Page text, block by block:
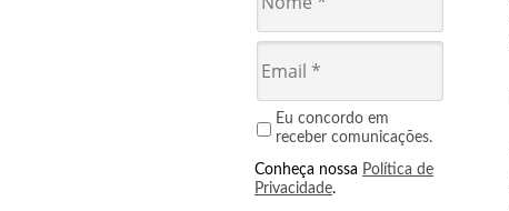
Eu concordo em
receber comunicações.
Conheça nossa Política de
Privacidade.